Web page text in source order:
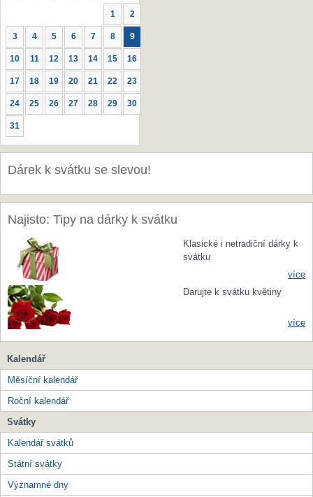
1 2
3 4 5 6 7 8 9
10 11 12 13 14 15 16
17 18 19 20 21 22 23
24 25 26 27 28 29 30
31
Dárek k svátku se slevou!
Najisto: Tipy na dárky k svátku
Klasické i netradiční dárky k
svátku
více
Darujte k svátku květiny
více
Kalendář
Měsíční kalendář
Roční kalendář
Svátky
Kalendář svátků
Státní svátky
Významné dny